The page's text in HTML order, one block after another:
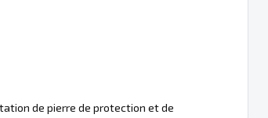
de pierre de protection et de